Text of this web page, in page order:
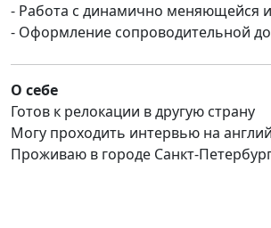
- Работа с динамично меняющейся
- Оформление сопроводительной
О себе
Готов к релокации в другую страну
Могу проходить интервью на
Проживаю в городе Санкт-